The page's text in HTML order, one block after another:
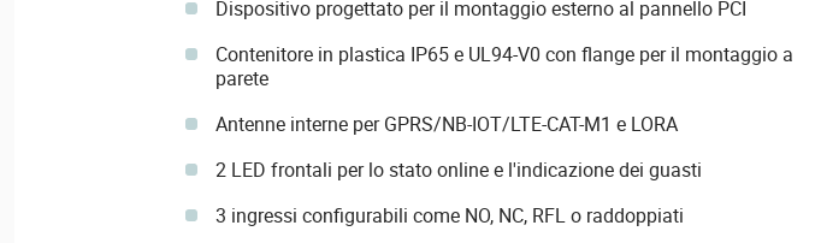
Dispositivo progettato per il montaggio esterno al pannello PCI
Contenitore in plastica IP65 e UL94-V0 con flange per il montaggio a
parete
Antenne interne per GPRS/NB-IOT/LTE-CAT-M1 e LORA
2 LED frontali per lo stato online e l'indicazione dei guasti
3 ingressi configurabili come NO, NC, RFL o raddoppiati